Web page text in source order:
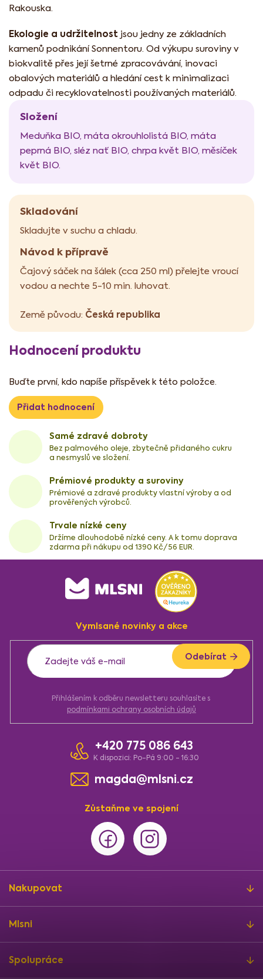
Samé zdravé dobroty
Bez palmového oleje, zbytečně přidaného cukru
a nesmyslů ve složení.
Prémiové produkty a suroviny
Prémiové a zdravé produkty vlastní výroby a od
prověřených výrobců.
Trvale nízké ceny
Držíme dlouhodobě nízké ceny. A k tomu doprava
zdarma při nákupu od 1390 Kč/56 EUR.
Rakouska.
Ekologie a udržitelnost jsou jedny ze základních
kamenů podnikání Sonnentoru. Od výkupu suroviny v
biokvalitě přes její šetrné zpracovávání, inovaci
obalových materiálů a hledání cest k minimalizaci
odpadu či recyklovatelnosti používaných materiálů.
Složení
Meduňka BIO, máta okrouhlolistá BIO, máta
peprná BIO, sléz nať BIO, chrpa květ BIO, měsíček
květ BIO.
Skladování
Skladujte v suchu a chladu.
Návod k přípravě
Čajový sáček na šálek (cca 250 ml) přelejte vroucí
vodou a nechte 5-10 min. luhovat.
Země původu: Česká republika
Hodnocení produktu
Buďte první, kdo napíše příspěvek k této položce.
Přidat hodnocení
Vymlsané novinky a akce
Přihlášením k odběru newsletteru souhlasíte s
podmínkami ochrany osobních údajů
Odebírat
Zůstaňme ve spojení
+420 775 086 643
K dispozici: Po-Pá 9:00 - 16:30
magda@mlsni.cz
Nakupovat
Mlsni
Spolupráce